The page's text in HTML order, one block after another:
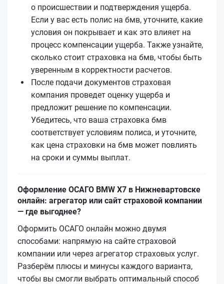
о происшествии и подтверждения ущерба.
Если у вас есть полис на бмв, уточните, какие
условия он покрывает и как это влияет на
процесс компенсации ущерба. Также узнайте,
сколько стоит страховка на бмв, чтобы быть
уверенным в корректности расчетов.
После подачи документов страховая
компания проведет оценку ущерба и
предложит решение по компенсации.
Убедитесь, что ваша страховка бмв
соответствует условиям полиса, и уточните,
как цена страховки на бмв может повлиять
на сроки и суммы выплат.
Оформление ОСАГО BMW X7 в Нижневартовске
онлайн: агрегатор или сайт страховой компании
— где выгоднее?
Оформить ОСАГО онлайн можно двумя
способами: напрямую на сайте страховой
компании или через агрегатор страховых услуг.
Разберём плюсы и минусы каждого варианта,
чтобы вы смогли выбрать оптимальный способ